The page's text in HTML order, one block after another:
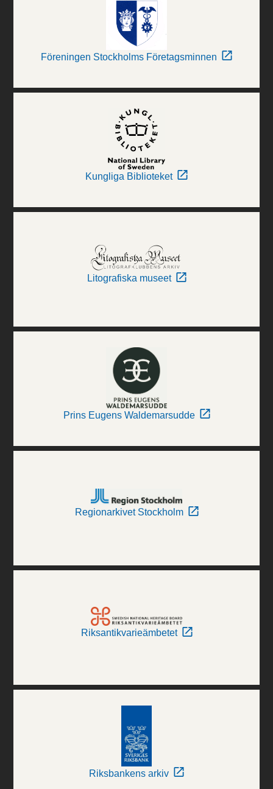
Föreningen Stockholms Företagsminnen
Kungliga Biblioteket
Litografiska museet
Prins Eugens Waldemarsudde
Regionarkivet Stockholm
Riksantikvarieämbetet
Riksbankens arkiv